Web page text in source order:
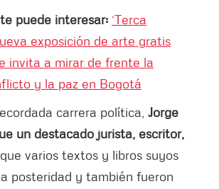
puede interesar: ‘Terca
exposición de arte gratis
invita a mirar de frente la
y la paz en Bogotá
carrera política, Jorge
un destacado jurista, escritor,
varios textos y libros suyos
posteridad y también fueron